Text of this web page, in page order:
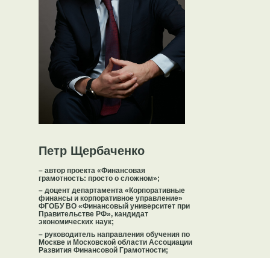
Петр Щербаченко
– доцент департамента «Корпоративные
финансы и корпоративное управление»
ФГОБУ ВО «Финансовый университет при
Правительстве РФ», кандидат
экономических наук;
– автор проекта «Финансовая
грамотность: просто о сложном»;
– руководитель направления обучения по
Москве и Московской области Ассоциации
Развития Финансовой Грамотности;